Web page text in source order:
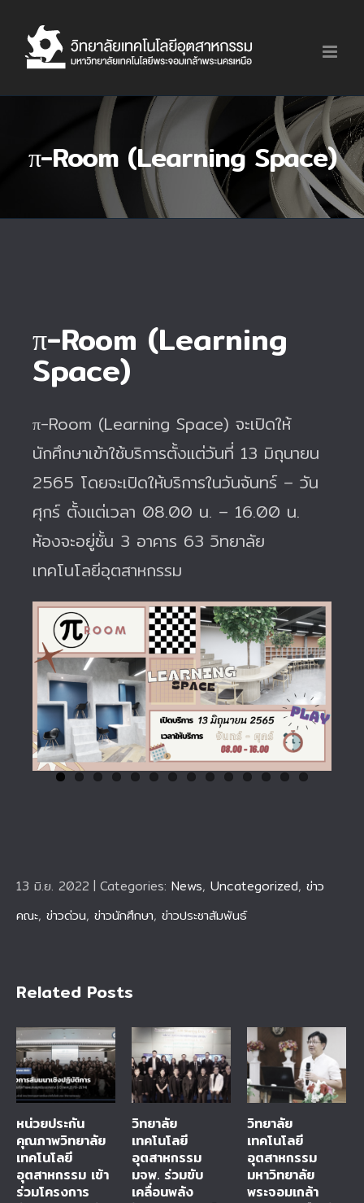
content
π-Room (Learning Space)
π-Room (Learning
Space)
π-Room (Learning Space) จะเปิดให้
นักศึกษาเข้าใช้บริการตั้งแต่วันที่ 13 มิถุนายน
2565 โดยจะเปิดให้บริการในวันจันทร์ – วัน
ศุกร์ ตั้งแต่เวลา 08.00 น. – 16.00 น.
ห้องจะอยู่ชั้น 3 อาคาร 63 วิทยาลัย
เทคโนโลยีอุตสาหกรรม
13 มิ.ย. 2022 | Categories: News, Uncategorized, ข่าว
คณะ, ข่าวด่วน, ข่าวนักศึกษา, ข่าวประชาสัมพันธ์
Related Posts
หน่วยประกัน
คุณภาพวิทยาลัย
เทคโนโลยี
อุตสาหกรรม เข้า
ร่วมโครงการ
วิทยาลัย
เทคโนโลยี
อุตสาหกรรม
มจพ. ร่วมขับ
เคลื่อนพลัง
วิทยาลัย
เทคโนโลยี
อุตสาหกรรม
มหาวิทยาลัย
พระจอมเกล้า